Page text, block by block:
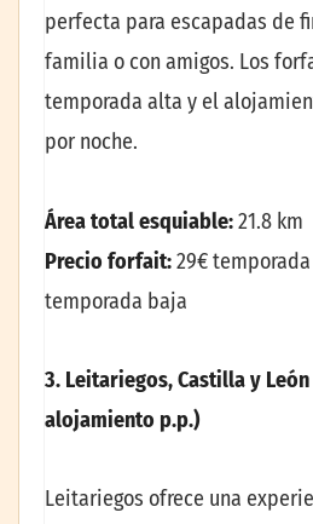
perfecta para escapadas de
familia o con amigos. Los
temporada alta y el
por noche.
Área total esquiable:21.8 km
Precio forfait:29€
temporada baja
3. Leitariegos, Castilla y
alojamiento p.p.)
Leitariegos ofrece una